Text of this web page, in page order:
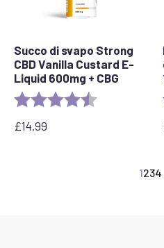
Succo di svapo Strong
CBD Vanilla Custard E-
Liquid 600mg + CBG
Valutazione: 4.6 out of 5
£14.99
1234